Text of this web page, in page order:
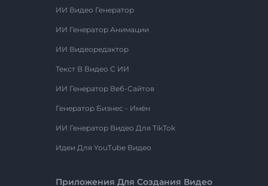
ИИ Видео Генератор
ИИ Генератор Анимации
ИИ Видеоредактор
Текст В Видео С ИИ
ИИ Генератор Веб-Сайтов
Генератор Бизнес - Имён
ИИ Генератор Видео Для TikTok
Идеи Для YouTube Видео
Приложения Для Создания Видео